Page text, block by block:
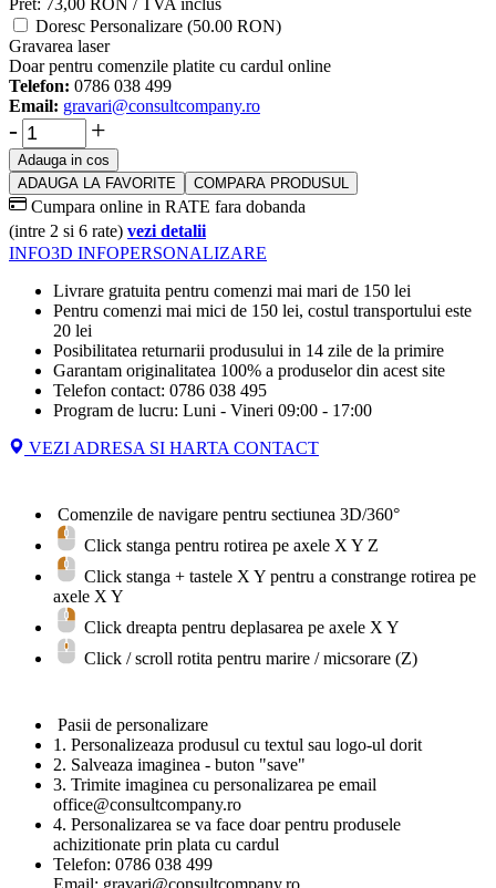
Pret: 73,00 RON / TVA inclus
Doresc Personalizare (50.00 RON)
Gravarea laser
Doar pentru comenzile platite cu cardul online
Telefon: 0786 038 499
Email: gravari@consultcompany.ro
- +
Adauga in cos
ADAUGA LA FAVORITE
COMPARA PRODUSUL
Cumpara online in RATE fara dobanda
(intre 2 si 6 rate) vezi detalii
INFO3D INFOPERSONALIZARE
Livrare gratuita pentru comenzi mai mari de 150 lei
Pentru comenzi mai mici de 150 lei, costul transportului este
20 lei
Posibilitatea returnarii produsului in 14 zile de la primire
Garantam originalitatea 100% a produselor din acest site
Telefon contact: 0786 038 495
Program de lucru: Luni - Vineri 09:00 - 17:00
VEZI ADRESA SI HARTA CONTACT
Comenzile de navigare pentru sectiunea 3D/360°
Click stanga pentru rotirea pe axele X Y Z
Click stanga + tastele X Y pentru a constrange rotirea pe
axele X Y
Click dreapta pentru deplasarea pe axele X Y
Click / scroll rotita pentru marire / micsorare (Z)
Pasii de personalizare
1. Personalizeaza produsul cu textul sau logo-ul dorit
2. Salveaza imaginea - buton "save"
3. Trimite imaginea cu personalizarea pe email
office@consultcompany.ro
4. Personalizarea se va face doar pentru produsele
achizitionate prin plata cu cardul
Telefon: 0786 038 499